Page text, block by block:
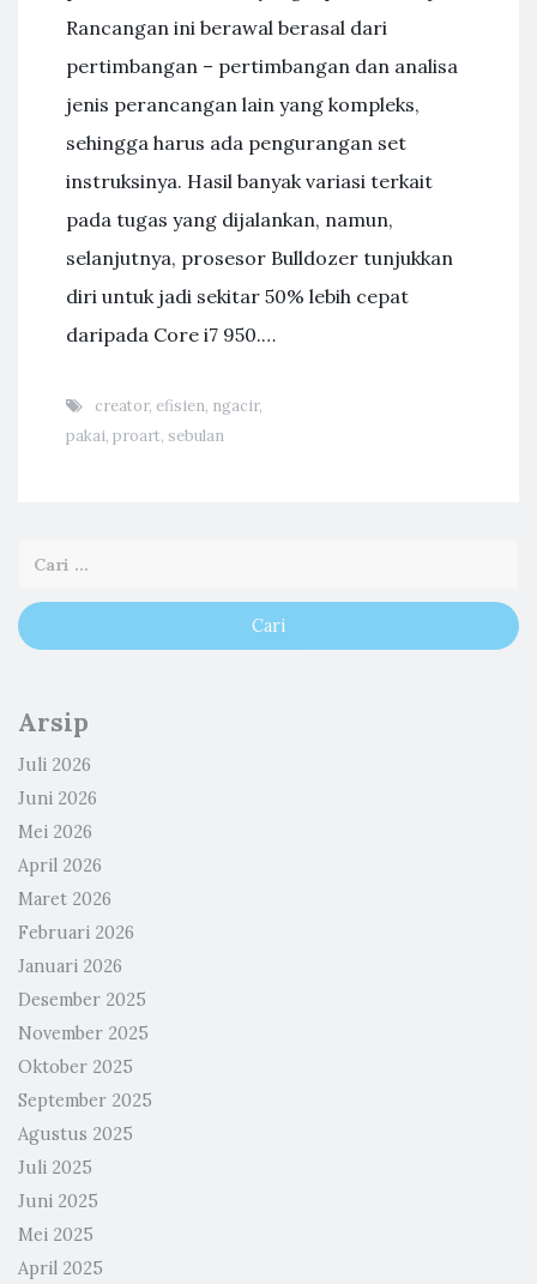
Rancangan ini berawal berasal dari
pertimbangan – pertimbangan dan analisa
jenis perancangan lain yang kompleks,
sehingga harus ada pengurangan set
instruksinya. Hasil banyak variasi terkait
pada tugas yang dijalankan, namun,
selanjutnya, prosesor Bulldozer tunjukkan
diri untuk jadi sekitar 50% lebih cepat
daripada Core i7 950.…
creator, efisien, ngacir,
pakai, proart, sebulan
Arsip
Juli 2026
Juni 2026
Mei 2026
April 2026
Maret 2026
Februari 2026
Januari 2026
Desember 2025
November 2025
Oktober 2025
September 2025
Agustus 2025
Juli 2025
Juni 2025
Mei 2025
April 2025